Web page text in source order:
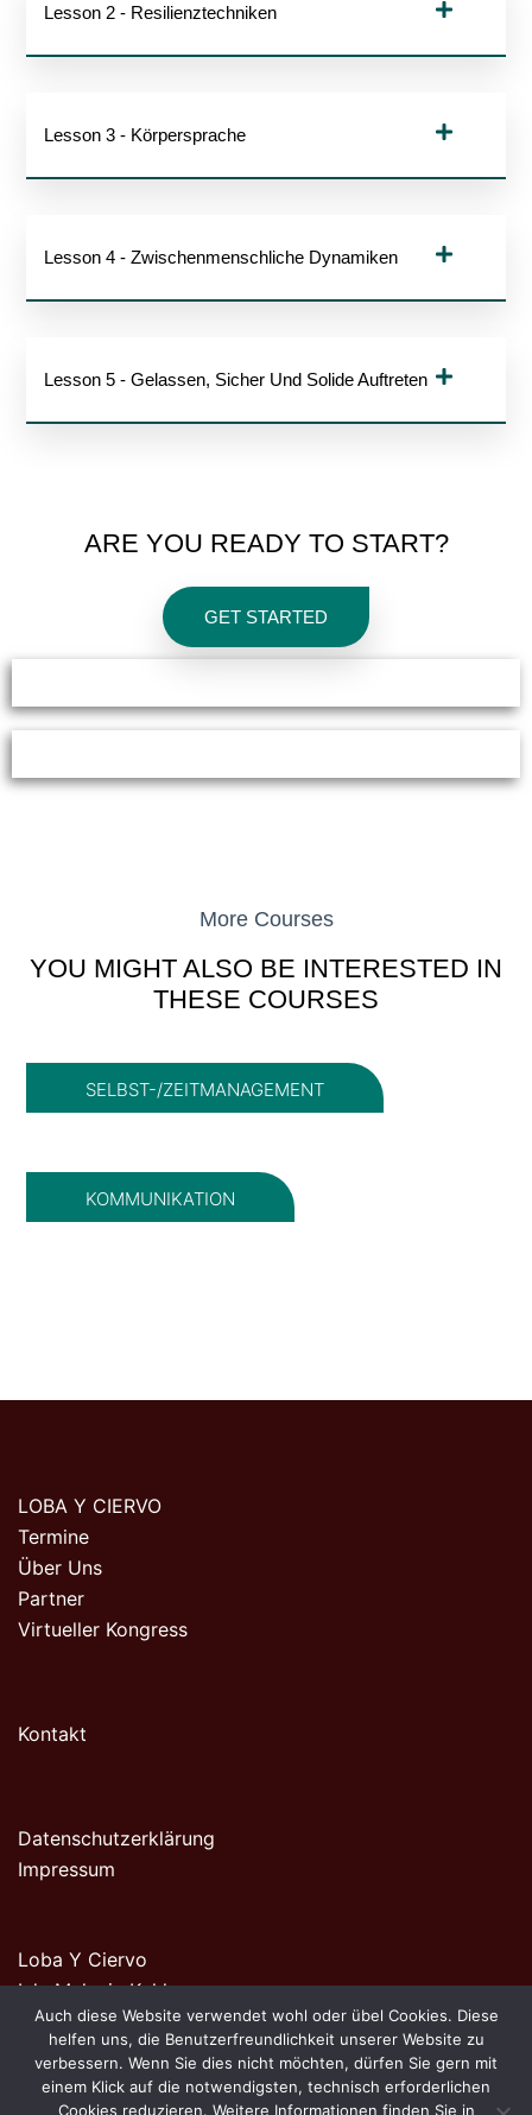
Lesson 2 - Resilienztechniken
Lesson 3 - Körpersprache
Lesson 4 - Zwischenmenschliche Dynamiken
Lesson 5 - Gelassen, Sicher Und Solide Auftreten
ARE YOU READY TO START?
GET STARTED
More Courses
YOU MIGHT ALSO BE INTERESTED IN
THESE COURSES
SELBST-/ZEITMANAGEMENT
KOMMUNIKATION
LOBA Y CIERVO
Termine
Über Uns
Partner
Virtueller Kongress
Kontakt
Datenschutzerklärung
Impressum
Loba Y Ciervo
Inh. Melanie Kohl
Woltmanstraße 10
20097 Hamburg
Auch diese Website verwendet wohl oder übel Cookies. Diese
helfen uns, die Benutzerfreundlichkeit unserer Website zu
verbessern. Wenn Sie dies nicht möchten, dürfen Sie gern mit
einem Klick auf die notwendigsten, technisch erforderlichen
Cookies reduzieren. Weitere Informationen finden Sie in